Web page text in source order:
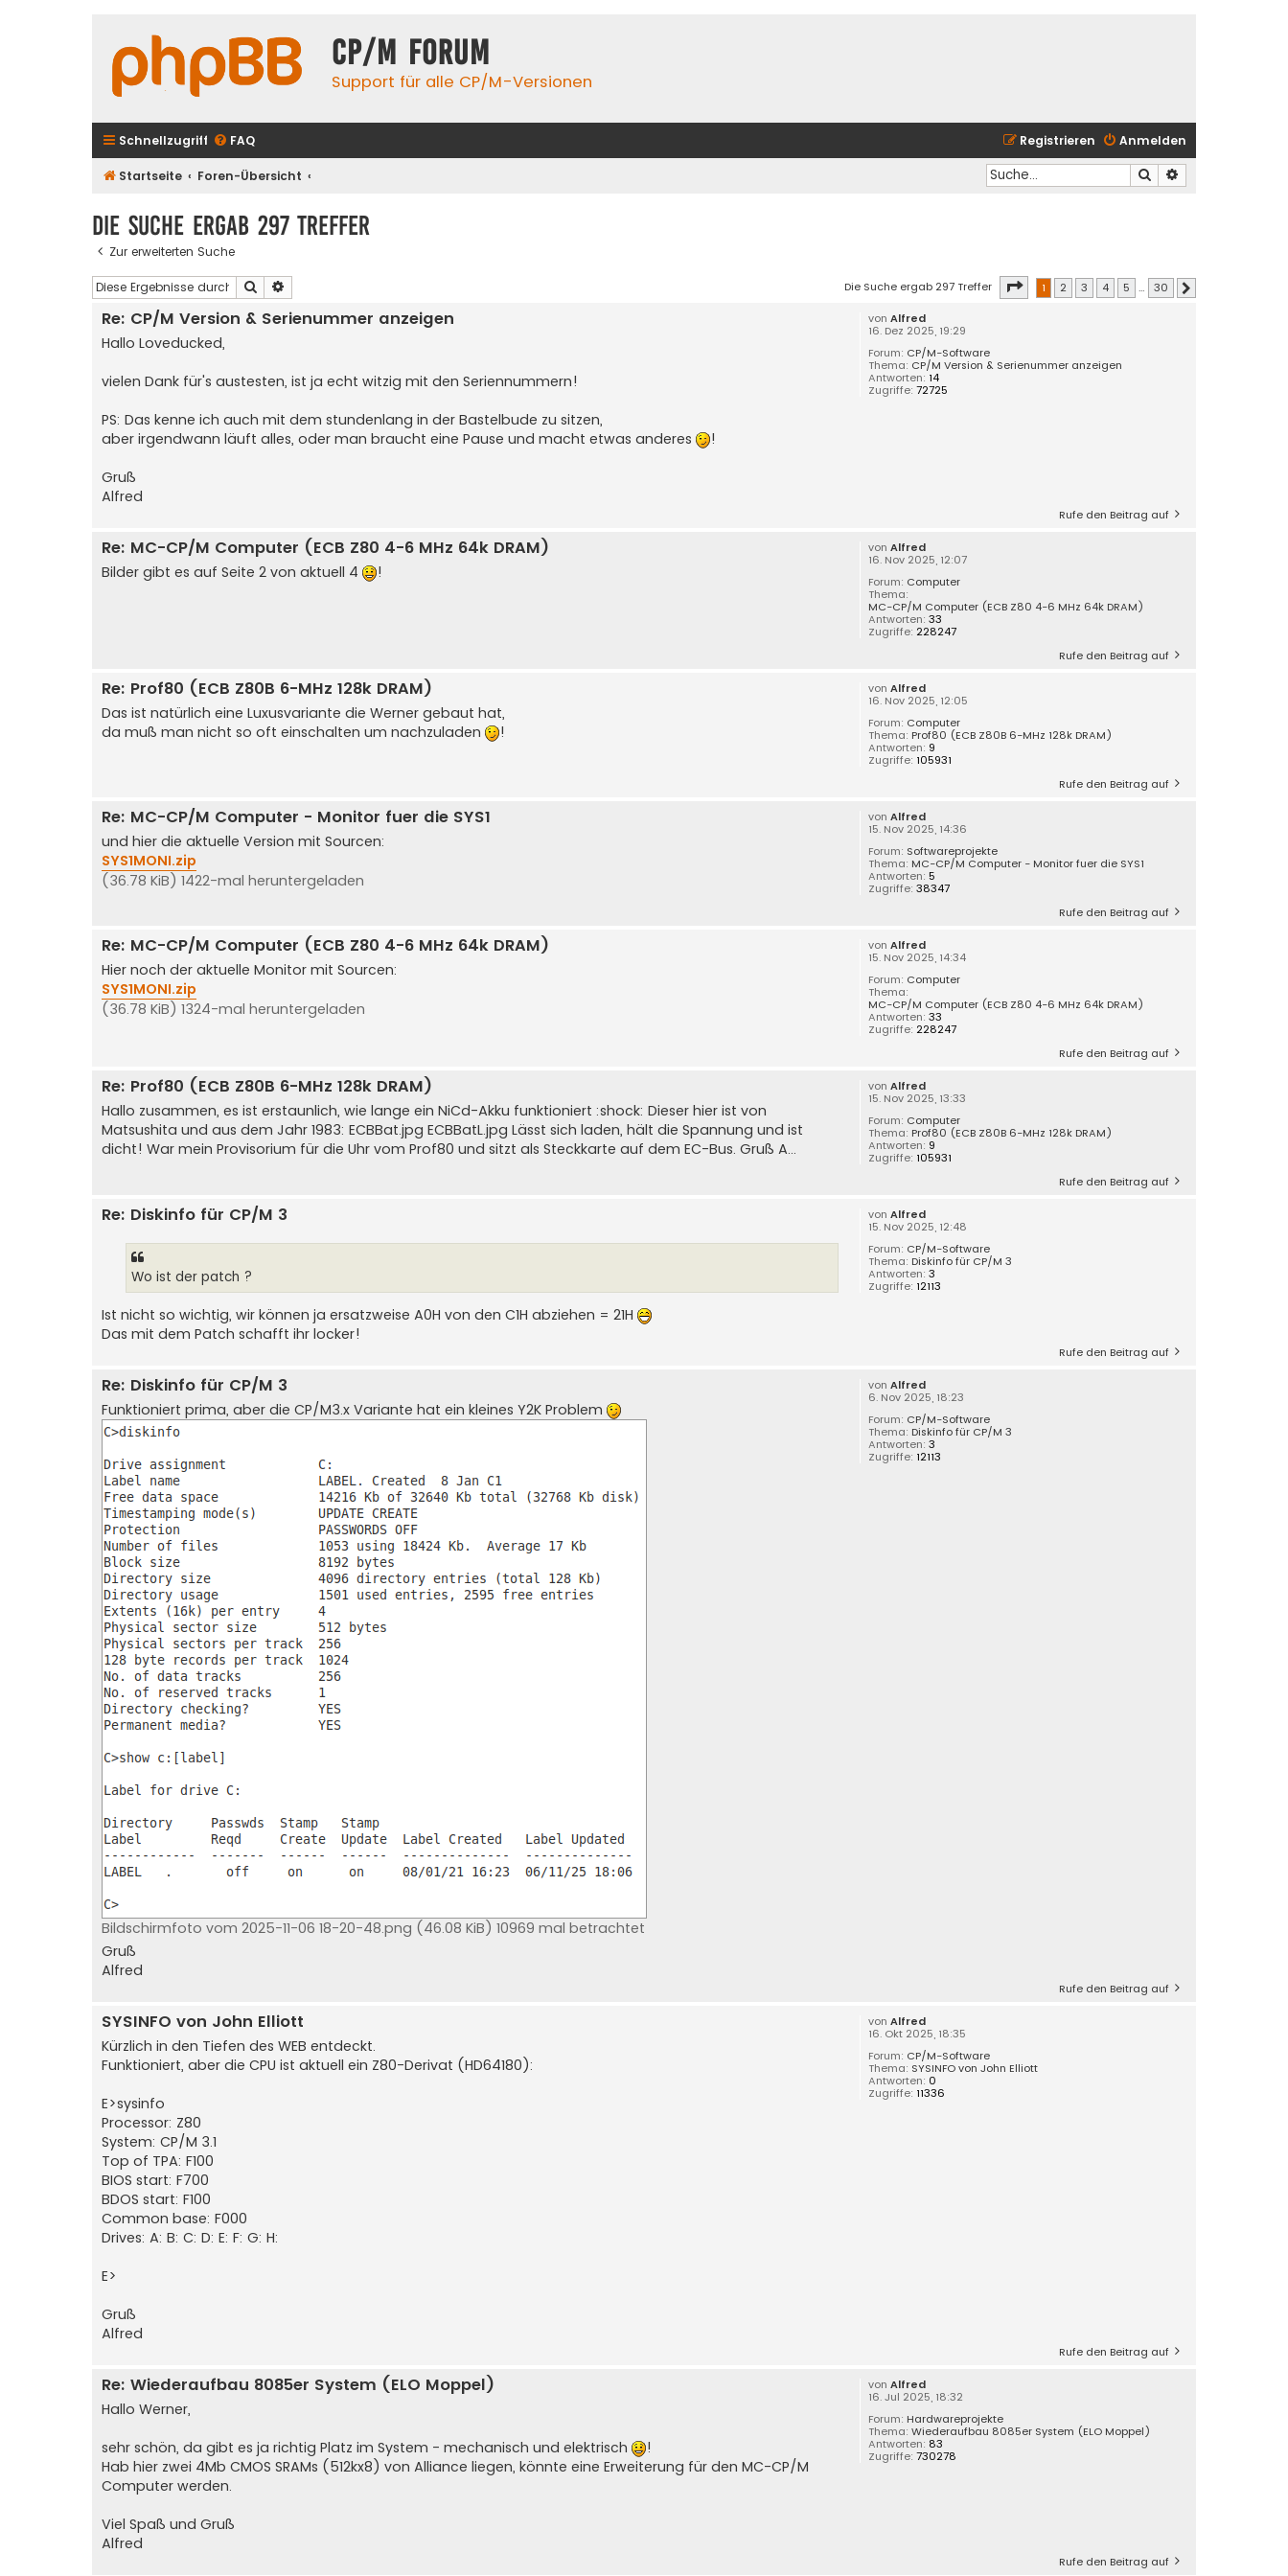
CP/M Forum
Support für alle CP/M-Versionen
Schnellzugriff FAQ Anmelden
Registrieren
Startseite Foren-Übersicht Suche
Die Suche ergab 297 Treffer
Zur erweiterten Suche
Suche Die Suche ergab 297 Treffer Seite von30
1 2 3 4 5 … 30
vonAlfred
16. Dez 2025, 19:29
Forum: CP/M-Software
Thema: CP/M Version & Serienummer anzeigen
Antworten: 14
Zugriffe:72725
Re: CP/M Version & Serienummer anzeigen
Hallo Loveducked,
vielen Dank für's austesten, ist ja echt witzig mit den Seriennummern!
PS: Das kenne ich auch mit dem stundenlang in der Bastelbude zu sitzen,
aber irgendwann läuft alles, oder man braucht eine Pause und macht etwas anderes
!
Gruß
Alfred
Rufe den Beitrag auf
vonAlfred
16. Nov 2025, 12:07
Forum: Computer
Thema:
MC-CP/M Computer (ECB Z80 4-6 MHz 64k DRAM)
Antworten:33
Zugriffe: 228247
Re: MC-CP/M Computer (ECB Z80 4-6 MHz 64k DRAM)
Bilder gibt es auf Seite 2 von aktuell 4 !
Rufe den Beitrag auf
vonAlfred
16. Nov 2025, 12:05
Forum: Computer
Thema: Prof80 (ECB Z80B 6-MHz 128k DRAM)
Antworten: 9
Zugriffe: 105931
Re: Prof80 (ECB Z80B 6-MHz 128k DRAM)
Das ist natürlich eine Luxusvariante die Werner gebaut hat,
da muß man nicht so oft einschalten um nachzuladen
!
Rufe den Beitrag auf
vonAlfred
15. Nov 2025, 14:36
Forum: Softwareprojekte
Thema: MC-CP/M Computer - Monitor fuer die SYS1
Antworten:5
Zugriffe:38347
Re: MC-CP/M Computer - Monitor fuer die SYS1
und hier die aktuelle Version mit Sourcen:
SYS1MONI.zip
(36.78 KiB) 1422-mal heruntergeladen
Rufe den Beitrag auf
vonAlfred
15. Nov 2025, 14:34
Forum: Computer
Thema:
MC-CP/M Computer (ECB Z80 4-6 MHz 64k DRAM)
Antworten:33
Zugriffe: 228247
Re: MC-CP/M Computer (ECB Z80 4-6 MHz 64k DRAM)
Hier noch der aktuelle Monitor mit Sourcen:
SYS1MONI.zip
(36.78 KiB) 1324-mal heruntergeladen
Rufe den Beitrag auf
vonAlfred
15. Nov 2025, 13:33
Forum: Computer
Thema: Prof80 (ECB Z80B 6-MHz 128k DRAM)
Antworten: 9
Zugriffe: 105931
Re: Prof80 (ECB Z80B 6-MHz 128k DRAM)
Hallo zusammen, es ist erstaunlich, wie lange ein NiCd-Akku funktioniert :shock: Dieser hier ist von
Matsushita und aus dem Jahr 1983: ECBBat.jpg ECBBatL.jpg Lässt sich laden, hält die Spannung und ist
dicht! War mein Provisorium für die Uhr vom Prof80 und sitzt als Steckkarte auf dem EC-Bus. Gruß A...
Rufe den Beitrag auf
vonAlfred
15. Nov 2025, 12:48
Forum: CP/M-Software
Thema: Diskinfo für CP/M 3
Antworten:3
Zugriffe: 12113
Re: Diskinfo für CP/M 3
Wo ist der patch ?
Ist nicht so wichtig, wir können ja ersatzweise A0H von den C1H abziehen = 21H
Das mit dem Patch schafft ihr locker!
Rufe den Beitrag auf
vonAlfred
6. Nov 2025, 18:23
Forum: CP/M-Software
Thema: Diskinfo für CP/M 3
Antworten:3
Zugriffe: 12113
Re: Diskinfo für CP/M 3
Funktioniert prima, aber die CP/M3.x Variante hat ein kleines Y2K Problem
Bildschirmfoto vom 2025-11-06 18-20-48.png (46.08 KiB) 10969 mal betrachtet
Gruß
Alfred
Rufe den Beitrag auf
vonAlfred
16. Okt 2025, 18:35
Forum: CP/M-Software
Thema: SYSINFO von John Elliott
Antworten: 0
Zugriffe: 11336
SYSINFO von John Elliott
Kürzlich in den Tiefen des WEB entdeckt.
Funktioniert, aber die CPU ist aktuell ein Z80-Derivat (HD64180):
E>sysinfo
Processor: Z80
System: CP/M 3.1
Top of TPA: F100
BIOS start: F700
BDOS start: F100
Common base: F000
Drives: A: B: C: D: E: F: G: H:
E>
Gruß
Alfred
Rufe den Beitrag auf
vonAlfred
16. Jul 2025, 18:32
Forum: Hardwareprojekte
Thema:Wiederaufbau 8085er System (ELO Moppel)
Antworten: 83
Zugriffe:730278
Re: Wiederaufbau 8085er System (ELO Moppel)
Hallo Werner,
sehr schön, da gibt es ja richtig Platz im System - mechanisch und elektrisch
!
Hab hier zwei 4Mb CMOS SRAMs (512kx8) von Alliance liegen, könnte eine Erweiterung für den MC-CP/M
Computer werden.
Viel Spaß und Gruß
Alfred
Rufe den Beitrag auf